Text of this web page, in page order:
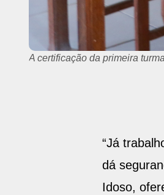
A certificação da primeira
“Já
dá
Idoso,